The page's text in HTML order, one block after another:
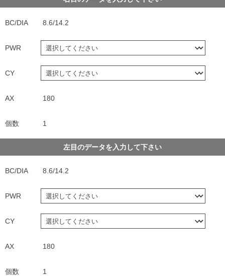
BC/DIA 8.6/14.2
PWR
CY
AX 180
個数 1
左目のデータを入力して下さい
BC/DIA 8.6/14.2
PWR
CY
AX 180
個数 1